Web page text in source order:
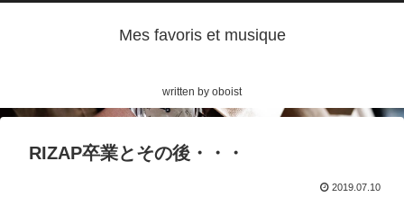
Mes favoris et musique
written by oboist
RIZAP卒業とその後・・・
2019.07.10